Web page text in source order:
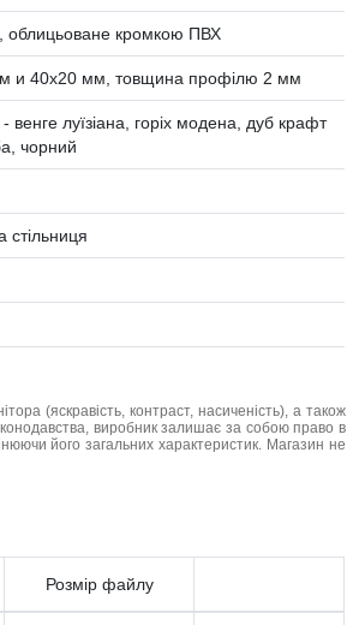
кромкою ПВХ
и 40x20 мм, товщина профілю 2 мм
венге луїзіана, горіх модена, дуб крафт
чорний
стільниця
(яскравість, контраст, насиченість), а також
виробник залишає за собою право в
його загальних характеристик. Магазин не
Розмір файлу